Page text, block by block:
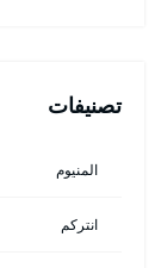
تصنيفات
المنيوم
انتركم